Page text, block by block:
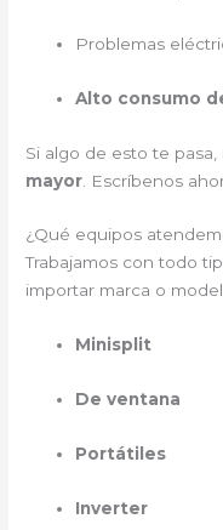
Problemas
Alto consumo
Si algo de esto te pasa,
mayor . Escríbenos
¿Qué equipos
Trabajamos con todo
importar marca o
Minisplit
De ventana
Portátiles
Inverter